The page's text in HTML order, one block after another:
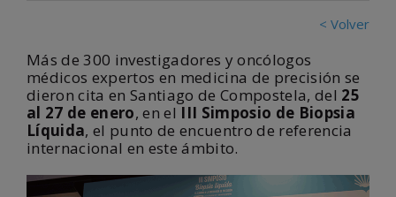
< Volver
Más de 300 investigadores y oncólogos
médicos expertos en medicina de precisión se
dieron cita en Santiago de Compostela, del 25
al 27 de enero, en el III Simposio de Biopsia
Líquida, el punto de encuentro de referencia
internacional en este ámbito.